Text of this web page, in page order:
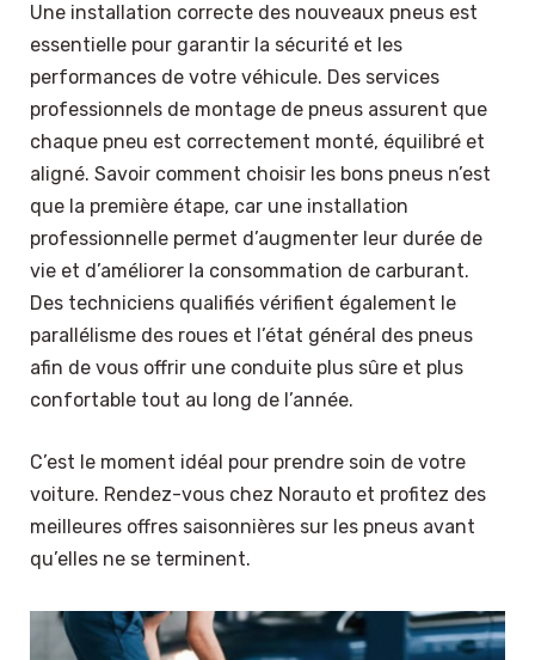
Une installation correcte des nouveaux pneus est
essentielle pour garantir la sécurité et les
performances de votre véhicule. Des services
professionnels de montage de pneus assurent que
chaque pneu est correctement monté, équilibré et
aligné. Savoir comment choisir les bons pneus n’est
que la première étape, car une installation
professionnelle permet d’augmenter leur durée de
vie et d’améliorer la consommation de carburant.
Des techniciens qualifiés vérifient également le
parallélisme des roues et l’état général des pneus
afin de vous offrir une conduite plus sûre et plus
confortable tout au long de l’année.
C’est le moment idéal pour prendre soin de votre
voiture. Rendez-vous chez Norauto et profitez des
meilleures offres saisonnières sur les pneus avant
qu’elles ne se terminent.